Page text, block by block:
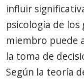
influir
psicología de
miembro puede
la toma de
Según la teoría